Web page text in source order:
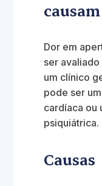
Dor em
ser
um clínico
pode ser
cardíaca ou
psiquiátrica.
Causas